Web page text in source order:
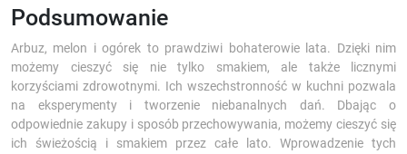
Podsumowanie
Arbuz, melon i ogórek to prawdziwi bohaterowie lata. Dzięki nim
możemy cieszyć się nie tylko smakiem, ale także licznymi
korzyściami zdrowotnymi. Ich wszechstronność w kuchni pozwala
na eksperymenty i tworzenie niebanalnych dań. Dbając o
odpowiednie zakupy i sposób przechowywania, możemy cieszyć się
ich świeżością i smakiem przez całe lato. Wprowadzenie tych